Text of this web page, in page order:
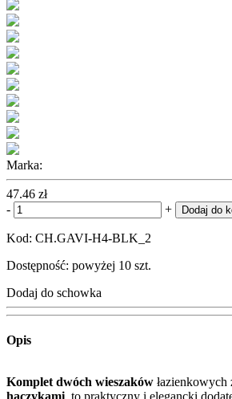
Marka:
47.46 zł
-
+ Dodaj do
Kod: CH.GAVI-H4-BLK_2
Dostępność: powyżej 10 szt.
Dodaj do schowka
Opis
Komplet dwóch wieszaków łazienkowych